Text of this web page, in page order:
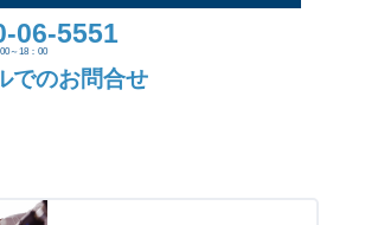
06-5551
～18：00
でのお問合せ